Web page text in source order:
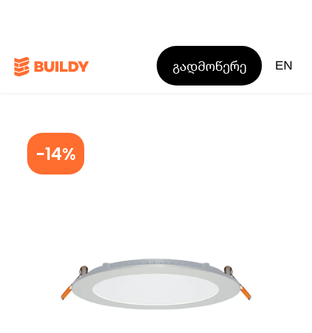
გადმოწერე EN
-14%